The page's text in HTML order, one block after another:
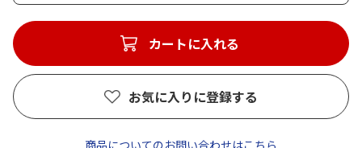
カートに入れる
お気に入りに登録する
商品についてのお問い合わせはこちら